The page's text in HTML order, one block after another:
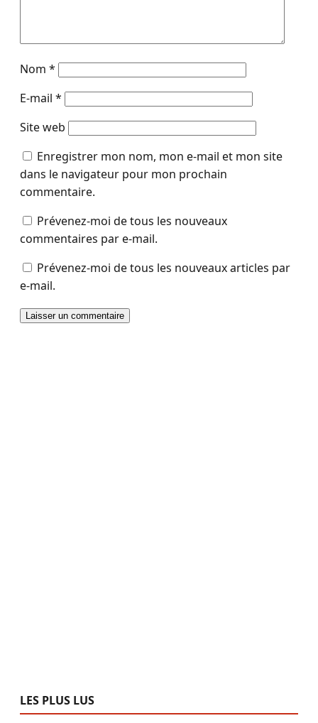
Nom *
E-mail *
Site web
Enregistrer mon nom, mon e-mail et mon site
dans le navigateur pour mon prochain
commentaire.
Prévenez-moi de tous les nouveaux
commentaires par e-mail.
Prévenez-moi de tous les nouveaux articles par
e-mail.
LES PLUS LUS